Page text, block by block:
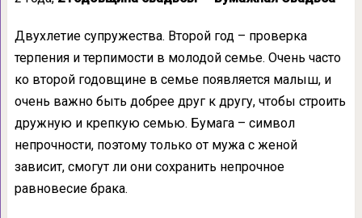
Двухлетие супружества. Второй год – проверка
терпения и терпимости в молодой семье. Очень часто
ко второй годовщине в семье появляется малыш, и
очень важно быть добрее друг к другу, чтобы строить
дружную и крепкую семью. Бумага – символ
непрочности, поэтому только от мужа с женой
зависит, смогут ли они сохранить непрочное
равновесие брака.